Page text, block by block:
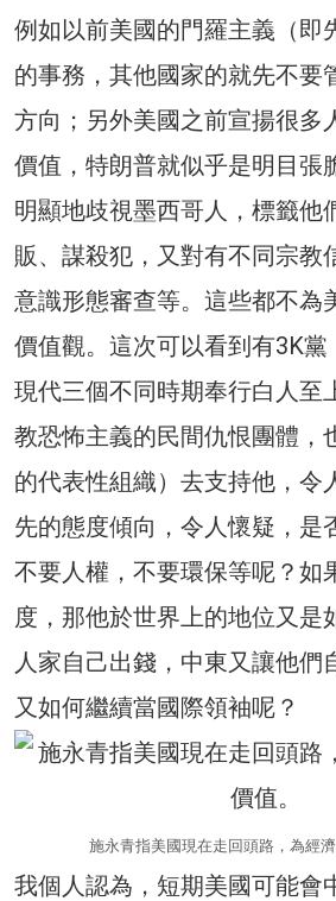
例如以前美國的門羅主義（即
的事務，其他國家的就先不要
方向；另外美國之前宣揚很多
價值，特朗普就似乎是明目張
明顯地歧視墨西哥人，標籤他
販、謀殺犯，又對有不同宗教
意識形態審查等。這些都不為
價值觀。這次可以看到有3K
現代三個不同時期奉行白人至
教恐怖主義的民間仇恨團體，
的代表性組織）去支持他，令
先的態度傾向，令人懷疑，是
不要人權，不要環保等呢？如
度，那他於世界上的地位又是
人家自己出錢，中東又讓他們
又如何繼續當國際領袖呢？
施永青指美國現在走回頭路，為經濟
我個人認為，短期美國可能會